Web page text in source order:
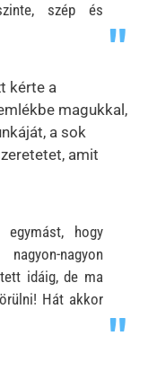
szép és
kérte a
magukkal,
a sok
amit
hogy
nagyon
idáig, de ma
Hát akkor